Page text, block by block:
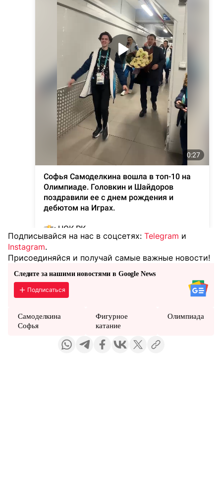
Подписывайся на нас в соцсетях: Telegram и
Instagram.
Присоединяйся и получай самые важные новости!
Следите за нашими новостями в Google News
Подписаться
Самоделкина
Софья
Фигурное
катание
Олимпиада